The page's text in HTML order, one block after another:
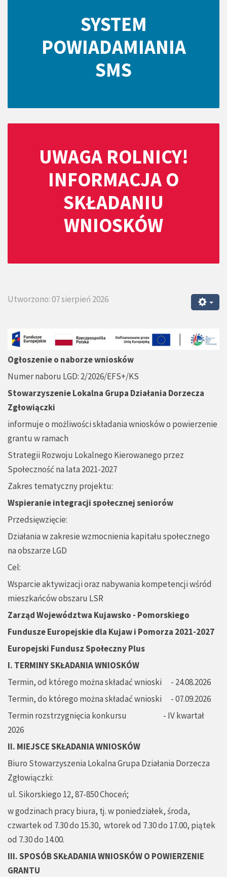
SYSTEM
POWIADAMIANIA
SMS
UWAGA ROLNICY!
INFORMACJA O
SKŁADANIU
WNIOSKÓW
Utworzono: 07 sierpień 2026
Ogłoszenie o naborze wniosków
Numer naboru LGD: 2/2026/EFS+/KS
Stowarzyszenie Lokalna Grupa Działania Dorzecza
Zgłowiączki
informuje o możliwości składania wniosków o powierzenie
grantu w ramach
Strategii Rozwoju Lokalnego Kierowanego przez
Społeczność na lata 2021-2027
Zakres tematyczny projektu:
Wspieranie integracji społecznej seniorów
Przedsięwzięcie:
Działania w zakresie wzmocnienia kapitału społecznego
na obszarze LGD
Cel:
Wsparcie aktywizacji oraz nabywania kompetencji wśród
mieszkańców obszaru LSR
Zarząd Województwa Kujawsko - Pomorskiego
Fundusze Europejskie dla Kujaw i Pomorza 2021-2027
Europejski Fundusz Społeczny Plus
I. TERMINY SKŁADANIA WNIOSKÓW
Termin, od którego można składać wnioski - 24.08.2026
Termin, do którego można składać wnioski - 07.09.2026
Termin rozstrzygnięcia konkursu - IV kwartał
2026
II. MIEJSCE SKŁADANIA WNIOSKÓW
Biuro Stowarzyszenia Lokalna Grupa Działania Dorzecza
Zgłowiączki:
ul. Sikorskiego 12, 87-850 Choceń;
w godzinach pracy biura, tj. w poniedziałek, środa,
czwartek od 7.30 do 15.30, wtorek od 7.30 do 17.00, piątek
od 7.30 do 14.00.
III. SPOSÓB SKŁADANIA WNIOSKÓW O POWIERZENIE
GRANTU